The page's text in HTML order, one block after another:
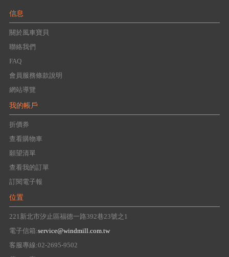
信息
關於風車寶貝
聯絡我們
FAQ
會員服務條款說明
網站導覽
我的帳戶
折價券
查看購物車
願望清單
查看我的訂單
訂閱電子報
位置
221新北市汐止區福德一路392巷23號之1
電子信箱:service@windmill.com.tw
客服專線:02-2695-9502